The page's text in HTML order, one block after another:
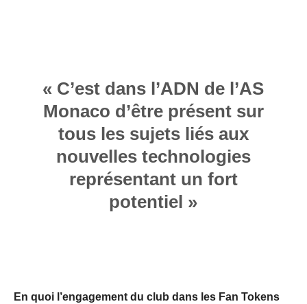
« C’est dans l’ADN de l’AS
Monaco d’être présent sur
tous les sujets liés aux
nouvelles technologies
représentant un fort
potentiel »
En quoi l’engagement du club dans les Fan Tokens